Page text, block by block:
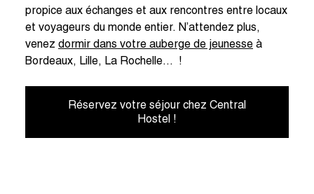
propice aux échanges et aux rencontres entre locaux
et voyageurs du monde entier. N’attendez plus,
venez dormir dans votre auberge de jeunesse à
Bordeaux, Lille, La Rochelle… !
Réservez votre séjour chez Central
Hostel !